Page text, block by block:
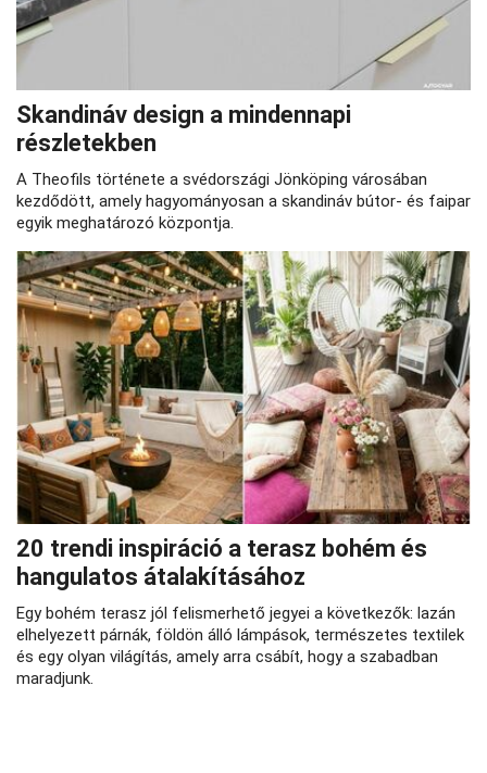
Skandináv design a mindennapi
részletekben
A Theofils története a svédországi Jönköping városában
kezdődött, amely hagyományosan a skandináv bútor- és faipar
egyik meghatározó központja.
20 trendi inspiráció a terasz bohém és
hangulatos átalakításához
Egy bohém terasz jól felismerhető jegyei a következők: lazán
elhelyezett párnák, földön álló lámpások, természetes textilek
és egy olyan világítás, amely arra csábít, hogy a szabadban
maradjunk.